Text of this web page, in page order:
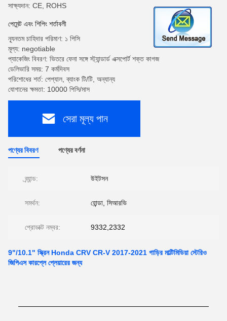
সাক্ষ্যদান: CE, ROHS
পেমেন্ট এবং শিপিং শর্তাবলী
ন্যূনতম চাহিদার পরিমাণ: ১ পিসি
মূল্য: negotiable
প্যাকেজিং বিবরণ: ভিতরে ফেনা সঙ্গে স্ট্যান্ডার্ড এক্সপোর্ট শক্ত কাগজ
ডেলিভারি সময়: 7 কর্মদিবস
পরিশোধের শর্ত: পেপ্যাল, ব্যাংক টি/টি, অন্যান্য
যোগানের ক্ষমতা: 10000 পিসি/মাস
সেরা মূল্য পান
পণ্যের বিবরণ পণ্যের বর্ণনা
ব্র্যান্ড: উইটসন
সমর্থন: হোন্ডা, সিআরভি
প্রোডাক্ট নম্বর: 9332,2332
9"/10.1" স্ক্রিন Honda CRV CR-V 2017-2021 গাড়ির মাল্টিমিডিয়া স্টেরিও
জিপিএস কারপ্লে প্লেয়ারের জন্য